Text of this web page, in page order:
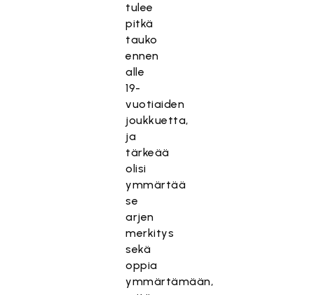
tulee
pitkä
tauko
ennen
alle
19-
vuotiaiden
joukkuetta,
ja
tärkeää
olisi
ymmärtää
se
arjen
merkitys
sekä
oppia
ymmärtämään,